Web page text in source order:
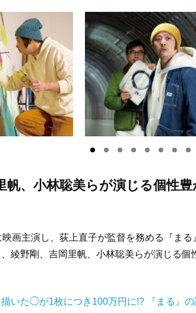
帆、小林聡美らが演じる個性
画主演し、荻上直子が監督を務める『まる
綾野剛、吉岡里帆、小林聡美らが演じる
描いた◯が1枚につき100万円に!? 『まる』